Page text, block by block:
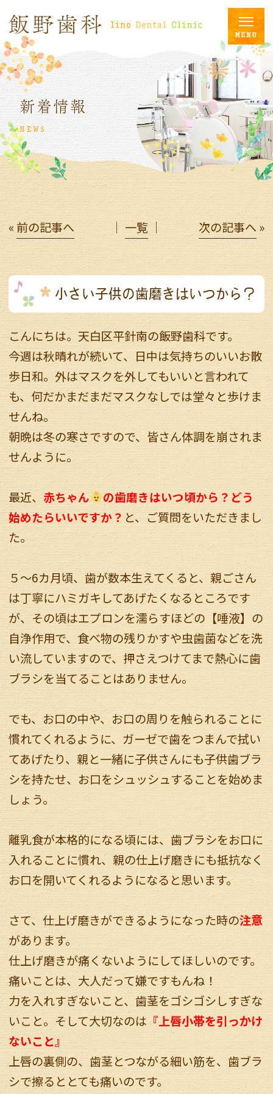
新着情報
NEWS
« 前の記事へ │ 一覧 │ 次の記事へ»
小さい子供の歯磨きはいつから？
こんにちは。天白区平針南の飯野歯科です。
今週は秋晴れが続いて、日中は気持ちのいいお散
歩日和。外はマスクを外してもいいと言われて
も、何だかまだまだマスクなしでは堂々と歩けま
せんね。
朝晩は冬の寒さですので、皆さん体調を崩されま
せんように。
最近、赤ちゃん
の歯磨きはいつ頃から？どう
始めたらいいですか？と、ご質問をいただきまし
た。
５～6カ月頃、歯が数本生えてくると、親ごさん
は丁寧にハミガキしてあげたくなるところです
が、その頃はエプロンを濡らすほどの【唾液】の
自浄作用で、食べ物の残りかすや虫歯菌などを洗
い流していますので、押さえつけてまで熱心に歯
ブラシを当てることはありません。
でも、お口の中や、お口の周りを触られることに
慣れてくれるように、ガーゼで歯をつまんで拭い
てあげたり、親と一緒に子供さんにも子供歯ブラ
シを持たせ、お口をシュッシュすることを始めま
しょう。
離乳食が本格的になる頃には、歯ブラシをお口に
入れることに慣れ、親の仕上げ磨きにも抵抗なく
お口を開いてくれるようになると思います。
さて、仕上げ磨きができるようになった時の注意
があります。
仕上げ磨きが痛くないようにしてほしいのです。
痛いことは、大人だって嫌ですもんね！
力を入れすぎないこと、歯茎をゴシゴシしすぎな
いこと。そして大切なのは『上唇小帯を引っかけ
ないこと』
上唇の裏側の、歯茎とつながる細い筋を、歯ブラ
シで擦るととても痛いのです。